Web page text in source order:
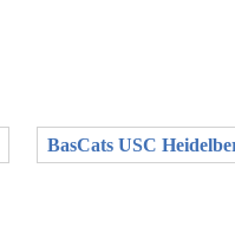
BasCats USC